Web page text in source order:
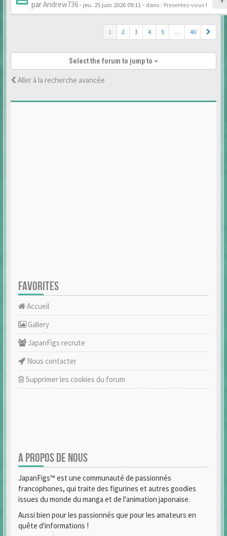
parAndrew736- jeu. 25 juin 2026 09:11 - dans : Presentez-vous !
1 2 3 4 5 … 40
Select the forum to jump to
Aller à la recherche avancée
FAVORITES
Accueil
Gallery
JapanFigs recrute
Nous contacter
Supprimer les cookies du forum
A PROPOS DE NOUS
JapanFigs™ est une communauté de passionnés
francophones, qui traite des figurines et autres goodies
issues du monde du manga et de l'animation japonaise.
Aussi bien pour les passionnés que pour les amateurs en
quête d'informations !